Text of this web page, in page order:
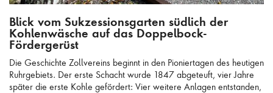
Fördergerüst
Blick vom Sukzessionsgarten südlich der
Kohlenwäsche auf das Doppelbock-
Fördergerüst
Die Geschichte Zollvereins beginnt in den Pioniertagen des heutigen
Ruhrgebiets. Der erste Schacht wurde 1847 abgeteuft, vier Jahre
später die erste Kohle gefördert: Vier weitere Anlagen entstanden,